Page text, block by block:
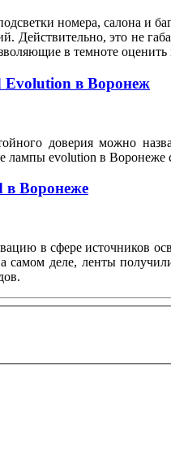
номера, салона и
Действительно, это не
в темноте
Evolution в Воронеж
доверия можно
лампы evolution в
в Воронеже
в сфере источников
самом деле, ленты